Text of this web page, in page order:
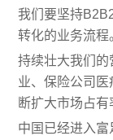
我们要坚持
转化的业务流程
持续壮大我们
业、保险公司
断扩大市场占有
中国已经进入